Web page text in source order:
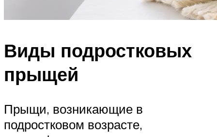
Виды подростковых
прыщей
Прыщи, возникающие в
подростковом возрасте,